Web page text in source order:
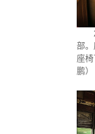
部
座
鹏）